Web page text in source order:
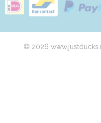
© 2026